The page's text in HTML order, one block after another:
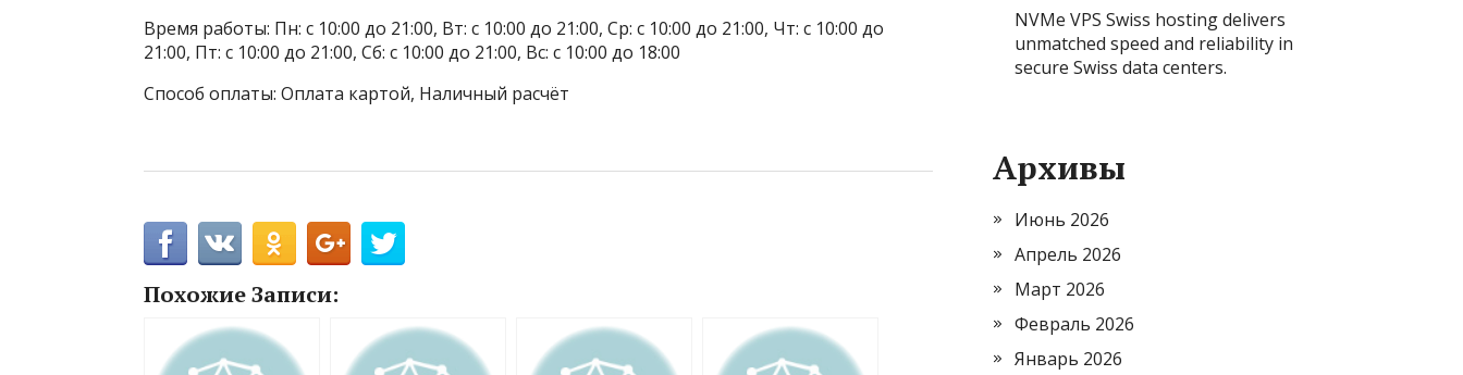
Время работы: Пн: с 10:00 до 21:00, Вт: с 10:00 до 21:00, Ср: с 10:00 до 21:00, Чт: с 10:00 до
21:00, Пт: с 10:00 до 21:00, Сб: с 10:00 до 21:00, Вс: с 10:00 до 18:00
Способ оплаты: Оплата картой, Наличный расчёт
Похожие Записи:
NVMe VPS Swiss hosting delivers
unmatched speed and reliability in
secure Swiss data centers.
Архивы
Июнь 2026
Апрель 2026
Март 2026
Февраль 2026
Январь 2026